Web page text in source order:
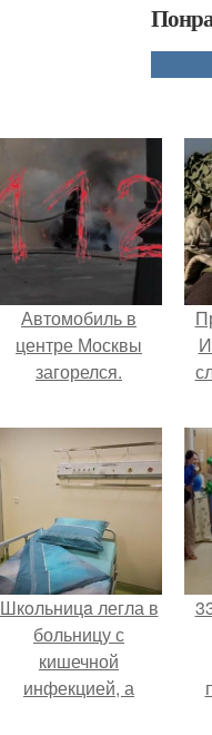
Автомобиль в
центре Москвы
загорелся.
Шкoльницa легла в
больницу с
кишечной
инфекцией, а